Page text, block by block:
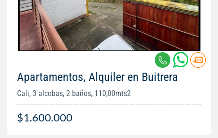
Apartamentos, Alquiler en Buitrera
Cali, 3 alcobas, 2 baños, 110,00mts2
$1.600.000